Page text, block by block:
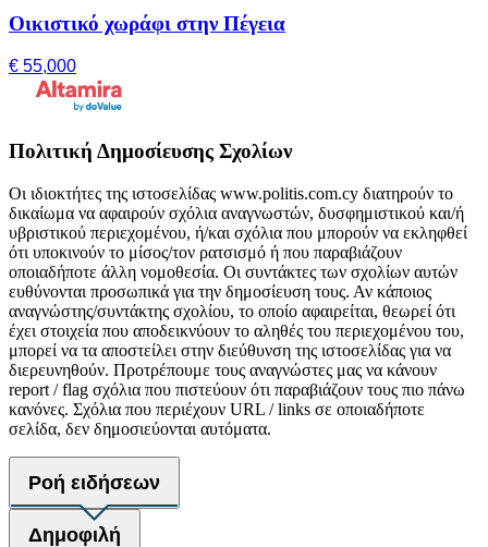
Οικιστικό χωράφι στην Πέγεια
€ 55,000
Πολιτική Δημοσίευσης Σχολίων
Οι ιδιοκτήτες της ιστοσελίδας www.politis.com.cy διατηρούν το
δικαίωμα να αφαιρούν σχόλια αναγνωστών, δυσφημιστικού και/ή
υβριστικού περιεχομένου, ή/και σχόλια που μπορούν να εκληφθεί
ότι υποκινούν το μίσος/τον ρατσισμό ή που παραβιάζουν
οποιαδήποτε άλλη νομοθεσία. Οι συντάκτες των σχολίων αυτών
ευθύνονται προσωπικά για την δημοσίευση τους. Αν κάποιος
αναγνώστης/συντάκτης σχολίου, το οποίο αφαιρείται, θεωρεί ότι
έχει στοιχεία που αποδεικνύουν το αληθές του περιεχομένου του,
μπορεί να τα αποστείλει στην διεύθυνση της ιστοσελίδας για να
διερευνηθούν. Προτρέπουμε τους αναγνώστες μας να κάνουν
report / flag σχόλια που πιστεύουν ότι παραβιάζουν τους πιο πάνω
κανόνες. Σχόλια που περιέχουν URL / links σε οποιαδήποτε
σελίδα, δεν δημοσιεύονται αυτόματα.
Ροή ειδήσεων
Δημοφιλή